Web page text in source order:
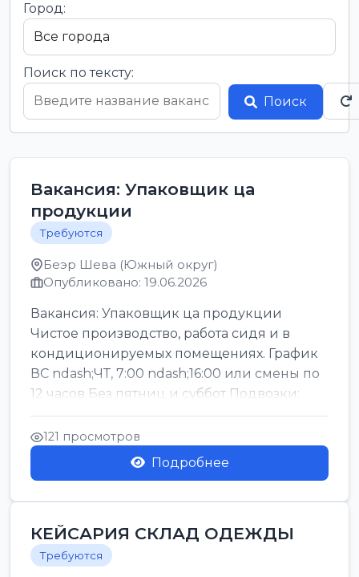
Город:
Поиск по тексту:
Поиск
Вакансия: Упаковщик ца
продукции
Требуются
Беэр Шева (Южный округ)
Опубликовано: 19.06.2026
Вакансия: Упаковщик ца продукции
Чистое производство, работа сидя и в
кондиционируемых помещениях. График
ВС ndash;ЧТ, 7:00 ndash;16:00 или смены по
12 часов Без пятниц и суббот Подвозки:
Офаким, Нети...
121 просмотров
Подробнее
КЕЙСАРИЯ СКЛАД ОДЕЖДЫ
Требуются